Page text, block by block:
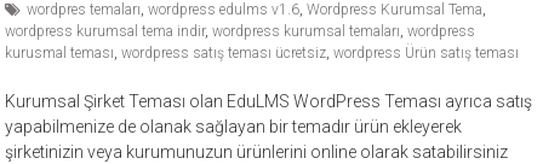
wordpres temaları,wordpress edulms v1.6,Wordpress Kurumsal Tema,
wordpress kurumsal tema indir,wordpress kurumsal temaları,wordpress
kurusmal teması,wordpress satış teması ücretsiz,wordpress Ürün satış teması
Kurumsal Şirket Teması olan EduLMS WordPress Teması ayrıca satış
yapabilmenize de olanak sağlayan bir temadır ürün ekleyerek
şirketinizin veya kurumunuzun ürünlerini online olarak satabilirsiniz